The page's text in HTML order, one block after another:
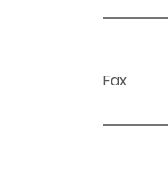
Fax